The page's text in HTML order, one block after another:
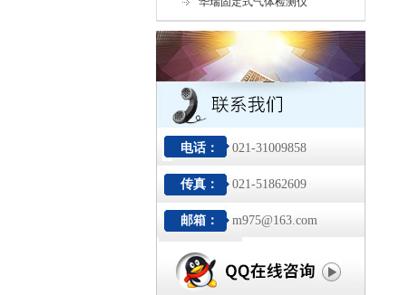
电话： 021-31009858
传真： 021-51862609
邮箱： m975@163.com